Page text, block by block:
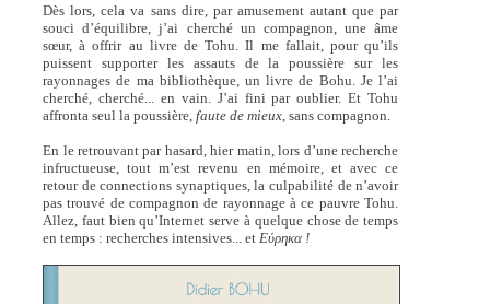
Dès lors, cela va sans dire, par amusement autant que par
souci d’équilibre, j’ai cherché un compagnon, une âme
sœur, à offrir au livre de Tohu. Il me fallait, pour qu’ils
puissent supporter les assauts de la poussière sur les
rayonnages de ma bibliothèque, un livre de Bohu. Je l’ai
cherché, cherché... en vain. J’ai fini par oublier. Et Tohu
affronta seul la poussière,faute de mieux , sans compagnon.
En le retrouvant par hasard, hier matin, lors d’une recherche
infructueuse, tout m’est revenu en mémoire, et avec ce
retour de connections synaptiques, la culpabilité de n’avoir
pas trouvé de compagnon de rayonnage à ce pauvre Tohu.
Allez, faut bien qu’Internet serve à quelque chose de temps
en temps : recherches intensives... et Εύρηκα !